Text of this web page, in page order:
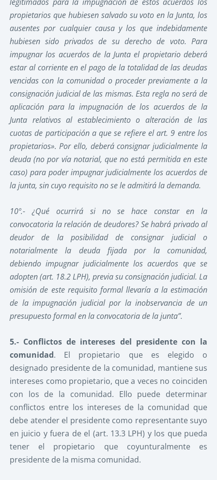
propietarios que hubiesen salvado su voto en la Junta, los
ausentes por cualquier causa y los que indebidamente
hubiesen sido privados de su derecho de voto. Para
impugnar los acuerdos de la Junta el propietario deberá
estar al corriente en el pago de la totalidad de las deudas
vencidas con la comunidad o proceder previamente a la
consignación judicial de las mismas. Esta regla no será de
aplicación para la impugnación de los acuerdos de la
Junta relativos al establecimiento o alteración de las
cuotas de participación a que se refiere el art. 9 entre los
propietarios». Por ello, deberá consignar judicialmente la
deuda (no por vía notarial, que no está permitida en este
caso) para poder impugnar judicialmente los acuerdos de
la junta, sin cuyo requisito no se le admitirá la demanda.
10º.-
¿Qué ocurrirá si no se hace constar en la
convocatoria la relación de deudores? Se habrá privado al
deudor de la posibilidad de consignar judicial o
notarialmente la deuda fijada por la comunidad,
debiendo impugnar judicialmente los acuerdos que se
adopten (art. 18.2 LPH), previa su consignación judicial. La
omisión de este requisito formal llevaría a la estimación
de la impugnación judicial por la inobservancia de un
presupuesto formal en la convocatoria de la junta”.
5.- Conflictos de intereses del presidente con la
comunidad. El propietario que es elegido o
designado presidente de la comunidad, mantiene sus
intereses como propietario, que a veces no coinciden
con los de la comunidad. Ello puede determinar
conflictos entre los intereses de la comunidad que
debe atender el presidente como representante suyo
en juicio y fuera de el (art. 13.3 LPH) y los que pueda
tener el propietario que coyunturalmente es
presidente de la misma comunidad.